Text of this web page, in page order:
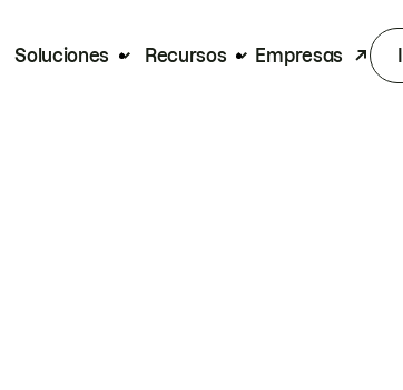
Soluciones Recursos Empresas